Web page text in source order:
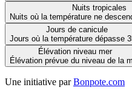
Nuits tropicales
Nuits où la température ne
Jours de canicule
Jours où la température dépasse
Élévation niveau mer
Élévation prévue du niveau de la
Une initiative par Bonpote.com